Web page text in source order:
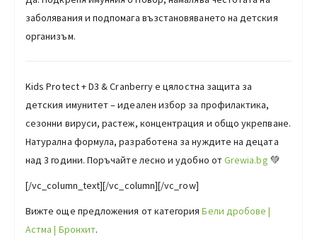
заболявания и подпомага възстановяването на детския
организъм.
Kids Protect + D3 & Cranberry е цялостна защита за
детския имунитет – идеален избор за профилактика,
сезонни вируси, растеж, концентрация и общо укрепване.
Натурална формула, разработена за нуждите на децата
над 3 години. Поръчайте лесно и удобно отGrewia.bg 💚
[/vc_column_text][/vc_column][/vc_row]
Вижте още предложения от категорияБели дробове |
Астма | Бронхит.